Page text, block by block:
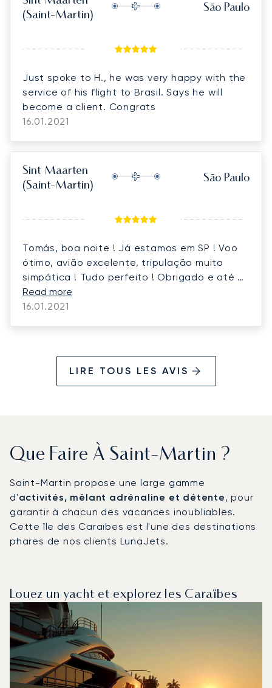
(Saint-Martin)
São Paulo
Just spoke to H., he was very happy with the
service of his flight to Brasil. Says he will
become a client. Congrats
16.01.2021
Sint Maarten
(Saint-Martin)
São Paulo
Tomás, boa noite ! Já estamos em SP ! Voo
ótimo, avião excelente, tripulação muito
simpática ! Tudo perfeito ! Obrigado e até a
próxima!
Read more
16.01.2021
LIRE TOUS LES AVIS
Que Faire À Saint-Martin ?
Saint-Martin propose une large gamme
d'activités, mêlant adrénaline et détente, pour
garantir à chacun des vacances inoubliables.
Cette île des Caraïbes est l'une des destinations
phares de nos clients LunaJets.
Louez un yacht et explorez les Caraïbes